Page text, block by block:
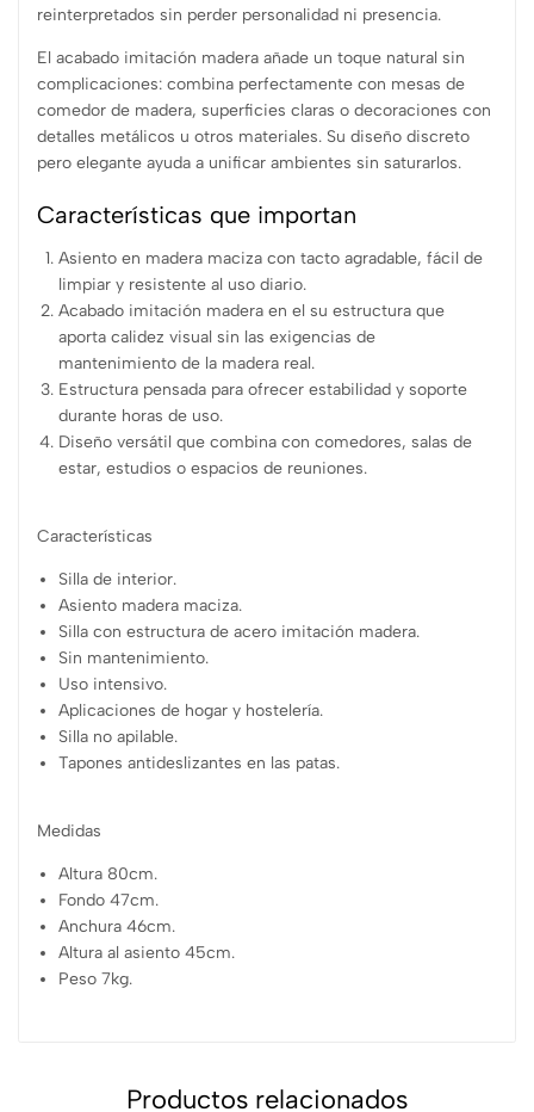
reinterpretados sin perder personalidad ni presencia.
El acabado imitación madera añade un toque natural sin
complicaciones: combina perfectamente con mesas de
comedor de madera, superficies claras o decoraciones con
detalles metálicos u otros materiales. Su diseño discreto
pero elegante ayuda a unificar ambientes sin saturarlos.
Características que importan
Asiento en madera maciza con tacto agradable, fácil de
limpiar y resistente al uso diario.
Acabado imitación madera en el su estructura que
aporta calidez visual sin las exigencias de
mantenimiento de la madera real.
Estructura pensada para ofrecer estabilidad y soporte
durante horas de uso.
Diseño versátil que combina con comedores, salas de
estar, estudios o espacios de reuniones.
Características
Silla de interior.
Asiento madera maciza.
Silla con estructura de acero imitación madera.
Sin mantenimiento.
Uso intensivo.
Aplicaciones de hogar y hostelería.
Silla no apilable.
Tapones antideslizantes en las patas.
Medidas
Altura 80cm.
Fondo 47cm.
Anchura 46cm.
Altura al asiento 45cm.
Peso 7kg.
Productos relacionados